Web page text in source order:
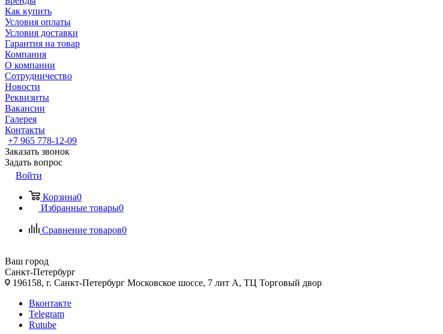
Как купить
Условия оплаты
Условия доставки
Гарантия на товар
Компания
О компании
Сотрудничество
Новости
Реквизиты
Вакансии
Галерея
Контакты
+7 965 778-12-09
Заказать звонок
Задать вопрос
Войти
Корзина0
Избранные товары0
Сравнение товаров0
Ваш город
Санкт-Петербург
196158, г. Санкт-Петербург Московское шоссе, 7 лит А, ТЦ Торговый двор
Вконтакте
Telegram
Rutube